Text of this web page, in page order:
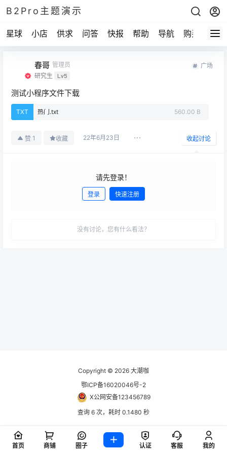
B2Pro主题演示
星球 小店 供求 问答 快报 帮助 导航 购买
春哥 管理员
研究生
Lv5
广场
测试小程序文件下载
TXT 热门.txt 560.00 B
赞 1 收藏 22年6月23日 收起讨论
请先登录！
登录 快速注册
没有讨论，您有什么看法？
Copyright © 2026 大潮咖
鄂ICP备16020046号-2
X公网安备123456789
查询 6 次，耗时 0.1480 秒
首页 商铺 圈子 认证 客服 我的